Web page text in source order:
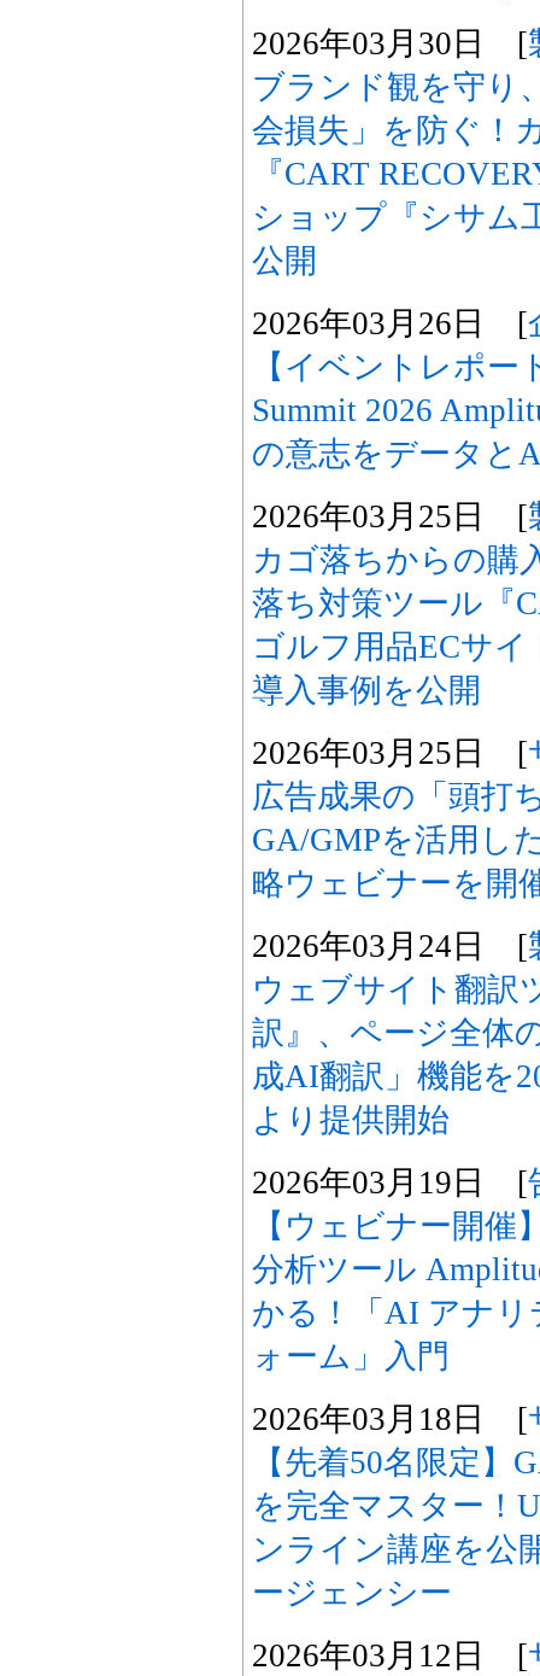
2026年03月30日 [
ブランド観を守り
会損失」を防ぐ！
『CART
ショップ『シサム
公開
2026年03月26日 [
【イベントレポー
Summit 2026
の意志をデータと
2026年03月25日 [
カゴ落ちからの購
落ち対策ツール『
ゴルフ用品ECサ
導入事例を公開
2026年03月25日 [
広告成果の「頭打
GA/GMPを活用し
略ウェビナーを開
2026年03月24日 [
ウェブサイト翻訳
訳』、ページ全体
成AI翻訳」機能を
より提供開始
2026年03月19日 [
【ウェビナー開
分析ツール
かる！「AI アナ
ォーム」入門
2026年03月18日 [
【先着50名限定】
を完全マスター！
ンライン講座を公
ージェンシー
2026年03月12日 [